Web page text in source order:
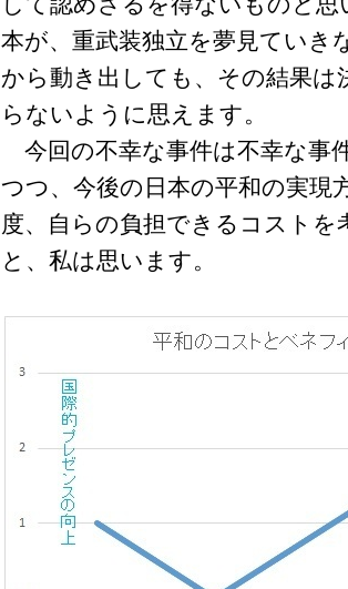
本が、重武装独立を夢見ていき
から動き出しても、その結果
らないように思えます。
今回の不幸な事件は不幸な事
つつ、今後の日本の平和の実現
度、自らの負担できるコストを
と、私は思います。